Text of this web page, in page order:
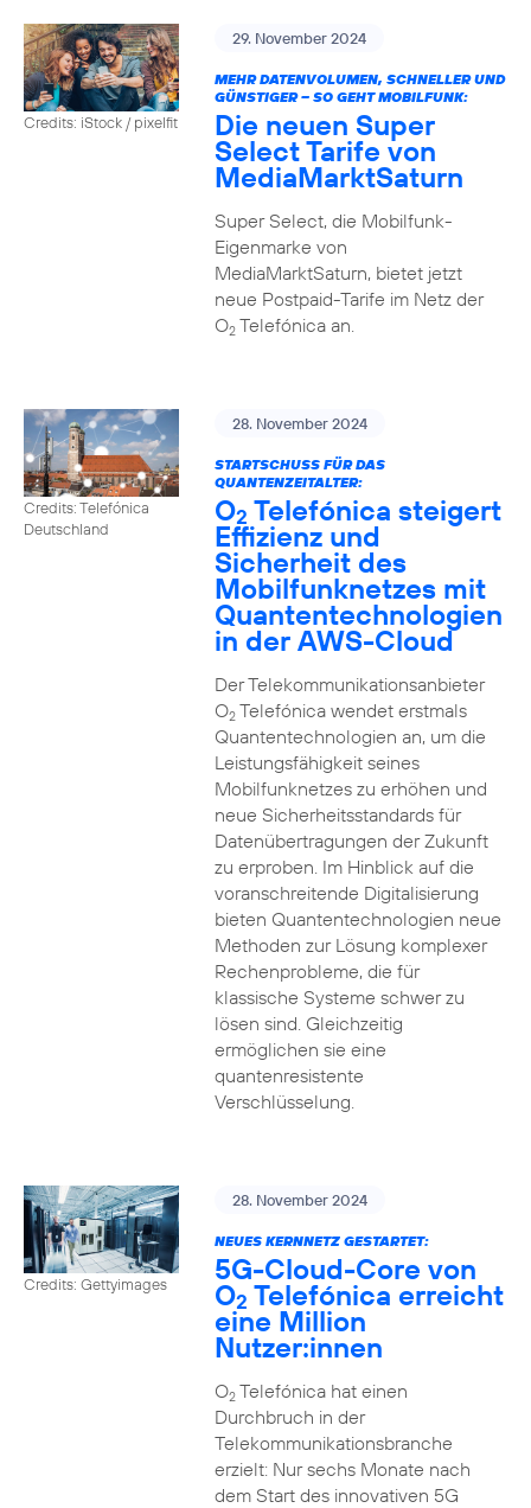
Credits: iStock / pixelfit
29. November 2024
MEHR DATENVOLUMEN, SCHNELLER UND
GÜNSTIGER – SO GEHT MOBILFUNK:
Die neuen Super
Select Tarife von
MediaMarktSaturn
Super Select, die Mobilfunk-
Eigenmarke von
MediaMarktSaturn, bietet jetzt
neue Postpaid-Tarife im Netz der
O2Telefónica an.
Credits: Telefónica
Deutschland
28. November 2024
STARTSCHUSS FÜR DAS
QUANTENZEITALTER:
O2 Telefónica steigert
Effizienz und
Sicherheit des
Mobilfunknetzes mit
Quantentechnologien
in der AWS-Cloud
Der Telekommunikationsanbieter
O2Telefónica wendet erstmals
Quantentechnologien an, um die
Leistungsfähigkeit seines
Mobilfunknetzes zu erhöhen und
neue Sicherheitsstandards für
Datenübertragungen der Zukunft
zu erproben. Im Hinblick auf die
voranschreitende Digitalisierung
bieten Quantentechnologien neue
Methoden zur Lösung komplexer
Rechenprobleme, die für
klassische Systeme schwer zu
lösen sind. Gleichzeitig
ermöglichen sie eine
quantenresistente
Verschlüsselung.
Credits: Gettyimages
28. November 2024
NEUES KERNNETZ GESTARTET:
5G-Cloud-Core von
O2 Telefónica erreicht
eine Million
Nutzer:innen
O2Telefónica hat einen
Durchbruch in der
Telekommunikationsbranche
erzielt: Nur sechs Monate nach
dem Start des innovativen 5G